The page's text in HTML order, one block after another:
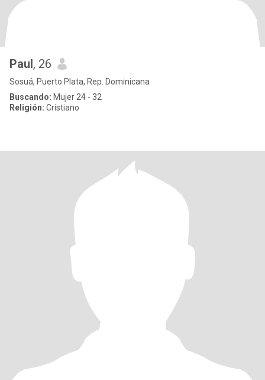
Paul, 26
Sosuá, Puerto Plata, Rep. Dominicana
Buscando: Mujer 24 - 32
Religión: Cristiano